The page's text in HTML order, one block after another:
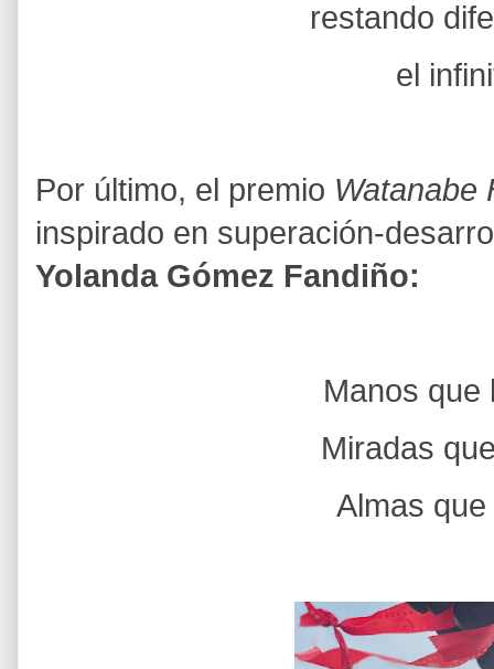
restando
el
Por último, el premio Watanabe
inspirado en superación-
Yolanda Gómez Fandiño:
Manos
Miradas
Almas